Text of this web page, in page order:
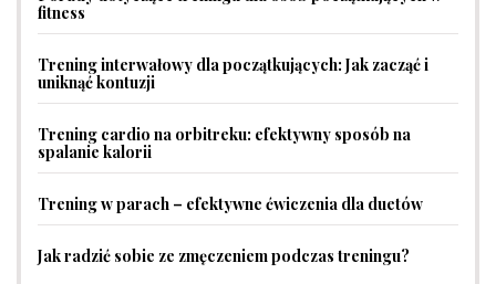
fitness
Trening interwałowy dla początkujących: Jak zacząć i
uniknąć kontuzji
Trening cardio na orbitreku: efektywny sposób na
spalanie kalorii
Trening w parach – efektywne ćwiczenia dla duetów
Jak radzić sobie ze zmęczeniem podczas treningu?